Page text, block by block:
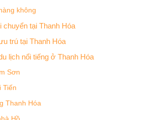
không
chuyển tại Thanh Hóa
trú tại Thanh Hóa
lịch nổi tiếng ở Thanh Hóa
Sơn
Tiến
Thanh Hóa